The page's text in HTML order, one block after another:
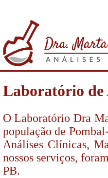
Laboratório de
O Laboratório Dra
população de
Análises Clínicas,
nossos serviços,
PB.